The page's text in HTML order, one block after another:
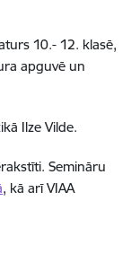
10.- 12. klasē,
apguvē un
Ilze Vilde.
Semināru
, kā arī VIAA